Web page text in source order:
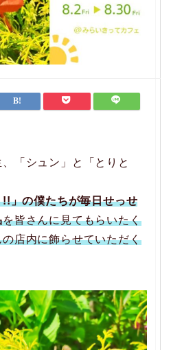
「シュン」と「とりと
」の僕たちが毎日せっせ
を皆さんに見てもらいたく
店内に飾らせていただく